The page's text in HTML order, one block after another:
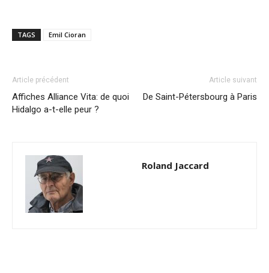
TAGS Emil Cioran
Article précédent
Affiches Alliance Vita: de quoi
Hidalgo a-t-elle peur ?
Article suivant
De Saint-Pétersbourg à Paris
Roland Jaccard